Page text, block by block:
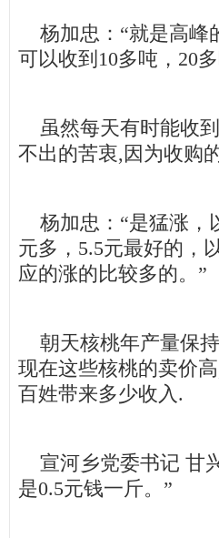
杨加忠：“就是高峰
可以收到10多吨，20
虽然每天有时能收
不出的苦衷,因为收购
杨加忠：“是猛涨，
元多，5.5元最好的，
应的涨的比较多的。”
朝天核桃年产量保
现在这些核桃的卖价
百姓带来多少收入.
宣河乡党委书记 甘
是0.5元钱一斤。”